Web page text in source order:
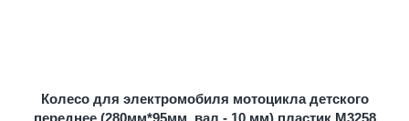
Колесо для электромобиля мотоцикла детского
переднее (280мм*95мм, вал - 10 мм) пластик M3258